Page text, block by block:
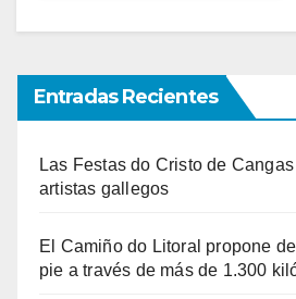
Entradas Recientes
Las Festas do Cristo de
artistas gallegos
El Camiño do Litoral propone
pie a través de más de 1.300